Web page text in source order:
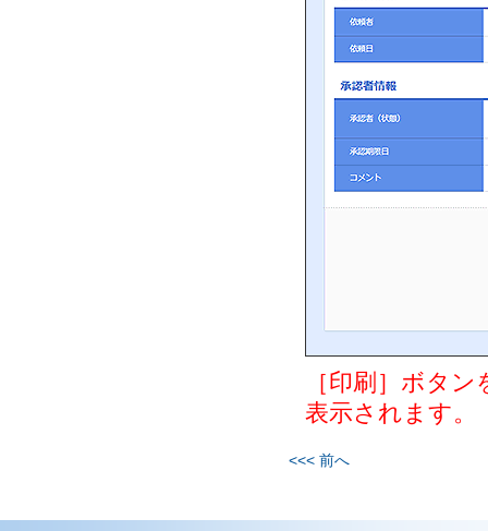
［印刷］ボタ
表示されます。
<<< 前へ